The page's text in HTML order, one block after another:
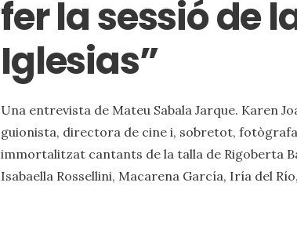
fer la sessió de
Iglesias”
Una entrevista de Mateu Sabala Jarque. Karen
guionista, directora de cine i, sobretot,
immortalitzat cantants de la talla de Rigoberta
Isabaella Rossellini, Macarena García, Iría del